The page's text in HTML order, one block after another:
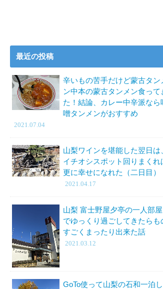
最近の投稿
辛いもの苦手だけど蒙古タン
ン中本の蒙古タンメン食って
た！結論、カレー中辛派なら
噌タンメンがおすすめ
2021.07.04
山梨ワインを堪能した翌日は
イチオシスポット回りまくれ
更に幸せになれた（二日目）
2021.04.17
山梨 富士野屋夕亭の一人部屋
でゆっくり過ごしてきたらも
すごくまったり出来た話
2021.03.12
GoTo使って山梨の石和一泊し